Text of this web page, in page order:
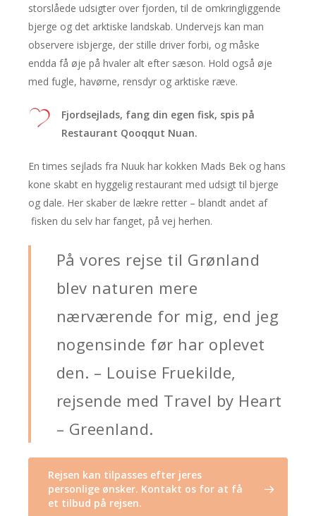
storslåede udsigter over fjorden, til de omkringliggende
bjerge og det arktiske landskab. Undervejs kan man
observere isbjerge, der stille driver forbi, og måske
endda få øje på hvaler alt efter sæson. Hold også øje
med fugle, havørne, rensdyr og arktiske ræve.
Fjordsejlads, fang din egen fisk, spis på
Restaurant Qooqqut Nuan.
En times sejlads fra Nuuk har kokken Mads Bek og hans
kone skabt en hyggelig restaurant med udsigt til bjerge
og dale. Her skaber de lækre retter – blandt andet af
fisken du selv har fanget, på vej herhen.
På vores rejse til Grønland
blev naturen mere
nærværende for mig, end jeg
nogensinde før har oplevet
den. – Louise Fruekilde,
rejsende med Travel by Heart
– Greenland.
Rejsen kan tilpasses efter jeres
personlige ønsker. Kontakt os for at få
et tilbud på rejsen.